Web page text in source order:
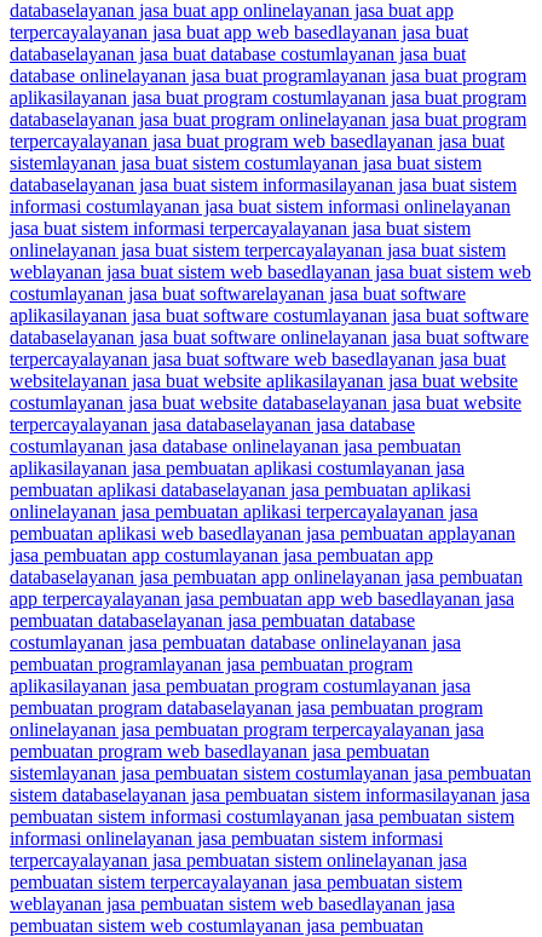
databaselayanan jasa buat app onlinelayanan jasa buat app
terpercayalayanan jasa buat app web basedlayanan jasa buat
databaselayanan jasa buat database costumlayanan jasa buat
database onlinelayanan jasa buat programlayanan jasa buat program
aplikasilayanan jasa buat program costumlayanan jasa buat program
databaselayanan jasa buat program onlinelayanan jasa buat program
terpercayalayanan jasa buat program web basedlayanan jasa buat
sistemlayanan jasa buat sistem costumlayanan jasa buat sistem
databaselayanan jasa buat sistem informasilayanan jasa buat sistem
informasi costumlayanan jasa buat sistem informasi onlinelayanan
jasa buat sistem informasi terpercayalayanan jasa buat sistem
onlinelayanan jasa buat sistem terpercayalayanan jasa buat sistem
weblayanan jasa buat sistem web basedlayanan jasa buat sistem web
costumlayanan jasa buat softwarelayanan jasa buat software
aplikasilayanan jasa buat software costumlayanan jasa buat software
databaselayanan jasa buat software onlinelayanan jasa buat software
terpercayalayanan jasa buat software web basedlayanan jasa buat
websitelayanan jasa buat website aplikasilayanan jasa buat website
costumlayanan jasa buat website databaselayanan jasa buat website
terpercayalayanan jasa databaselayanan jasa database
costumlayanan jasa database onlinelayanan jasa pembuatan
aplikasilayanan jasa pembuatan aplikasi costumlayanan jasa
pembuatan aplikasi databaselayanan jasa pembuatan aplikasi
onlinelayanan jasa pembuatan aplikasi terpercayalayanan jasa
pembuatan aplikasi web basedlayanan jasa pembuatan applayanan
jasa pembuatan app costumlayanan jasa pembuatan app
databaselayanan jasa pembuatan app onlinelayanan jasa pembuatan
app terpercayalayanan jasa pembuatan app web basedlayanan jasa
pembuatan databaselayanan jasa pembuatan database
costumlayanan jasa pembuatan database onlinelayanan jasa
pembuatan programlayanan jasa pembuatan program
aplikasilayanan jasa pembuatan program costumlayanan jasa
pembuatan program databaselayanan jasa pembuatan program
onlinelayanan jasa pembuatan program terpercayalayanan jasa
pembuatan program web basedlayanan jasa pembuatan
sistemlayanan jasa pembuatan sistem costumlayanan jasa pembuatan
sistem databaselayanan jasa pembuatan sistem informasilayanan jasa
pembuatan sistem informasi costumlayanan jasa pembuatan sistem
informasi onlinelayanan jasa pembuatan sistem informasi
terpercayalayanan jasa pembuatan sistem onlinelayanan jasa
pembuatan sistem terpercayalayanan jasa pembuatan sistem
weblayanan jasa pembuatan sistem web basedlayanan jasa
pembuatan sistem web costumlayanan jasa pembuatan